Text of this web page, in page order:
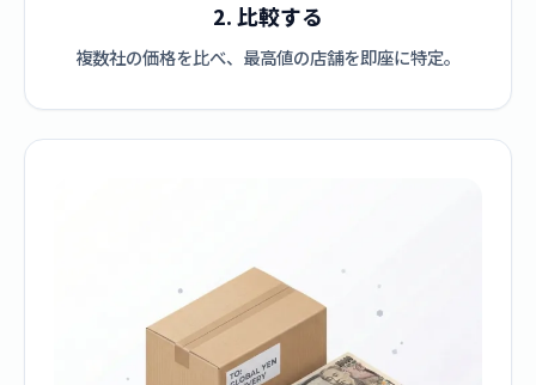
2. 比較する
複数社の価格を比べ、最高値の店舗を即座に特定。